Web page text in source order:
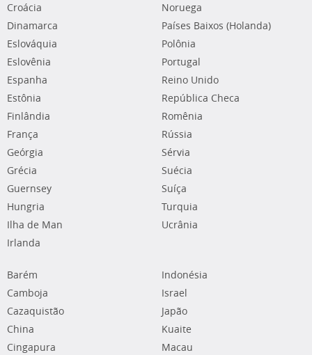
Croácia
Dinamarca
Eslováquia
Eslovênia
Espanha
Estônia
Finlândia
França
Geórgia
Grécia
Guernsey
Hungria
Ilha de Man
Irlanda
Noruega
Países Baixos (Holanda)
Polônia
Portugal
Reino Unido
República Checa
Romênia
Rússia
Sérvia
Suécia
Suíça
Turquia
Ucrânia
Barém
Camboja
Cazaquistão
China
Cingapura
Indonésia
Israel
Japão
Kuaite
Macau